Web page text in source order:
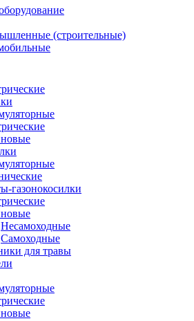
(строительные)
газонокосилки
Несамоходные
Самоходные
для травы